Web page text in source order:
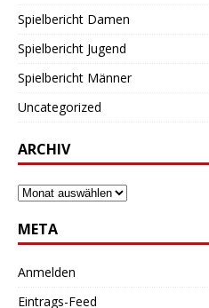
Spielbericht Damen
Spielbericht Jugend
Spielbericht Männer
Uncategorized
ARCHIV
META
Anmelden
Eintrags-Feed